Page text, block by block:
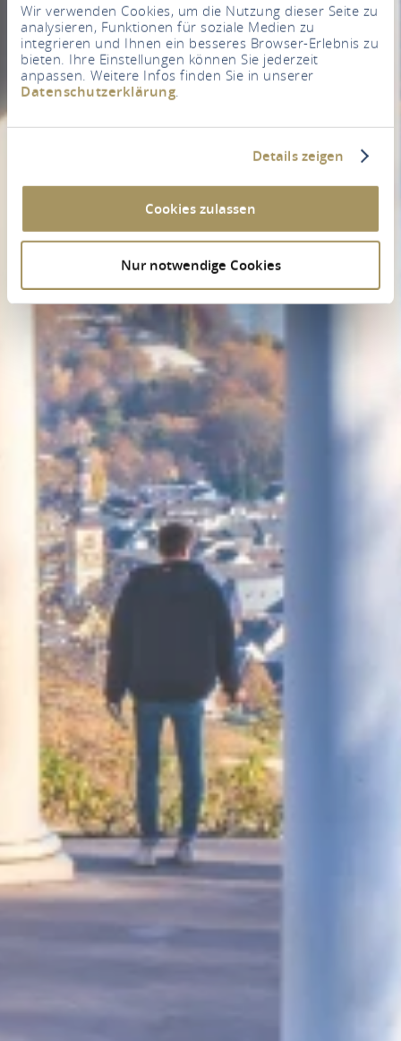
Wir verwenden Cookies, um die Nutzung dieser Seite zu
analysieren, Funktionen für soziale Medien zu
integrieren und Ihnen ein besseres Browser-Erlebnis zu
bieten. Ihre Einstellungen können Sie jederzeit
anpassen. Weitere Infos finden Sie in unserer
Datenschutzerklärung.
Details zeigen
Cookies zulassen
Nur notwendige Cookies